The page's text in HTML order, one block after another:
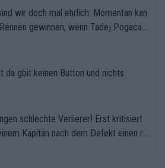
wir doch mal ehrlich: Momentan kan
gewinnen, wenn Tadej Pogacar
da gbit keinen Button und nichts
schlechte Verlierer! Erst kritisiert
Kapitän nach dem Defekt einen ro